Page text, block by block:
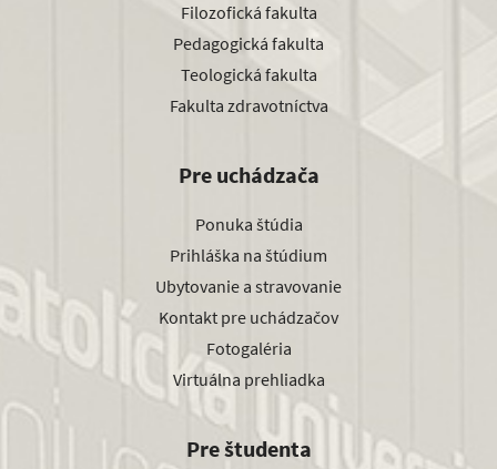
Filozofická fakulta
Pedagogická fakulta
Teologická fakulta
Fakulta zdravotníctva
Pre uchádzača
Ponuka štúdia
Prihláška na štúdium
Ubytovanie a stravovanie
Kontakt pre uchádzačov
Fotogaléria
Virtuálna prehliadka
Pre študenta